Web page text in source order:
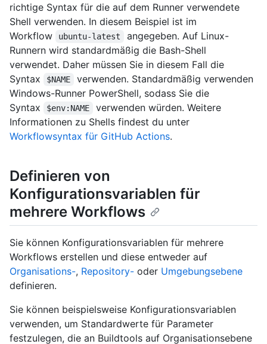
richtige Syntax für die auf dem Runner verwendete
Shell verwenden. In diesem Beispiel ist im
Workflow
ubuntu-latest
angegeben. Auf Linux-
Runnern wird standardmäßig die Bash-Shell
verwendet. Daher müssen Sie in diesem Fall die
Syntax
$NAME
verwenden. Standardmäßig verwenden
Windows-Runner PowerShell, sodass Sie die
Syntax
$env:NAME
verwenden würden. Weitere
Informationen zu Shells findest du unter
Workflowsyntax für GitHub Actions.
Definieren von
Konfigurationsvariablen für
mehrere Workflows
Sie können Konfigurationsvariablen für mehrere
Workflows erstellen und diese entweder auf
Organisations-, Repository- oder Umgebungsebene
definieren.
Sie können beispielsweise Konfigurationsvariablen
verwenden, um Standardwerte für Parameter
festzulegen, die an Buildtools auf Organisationsebene